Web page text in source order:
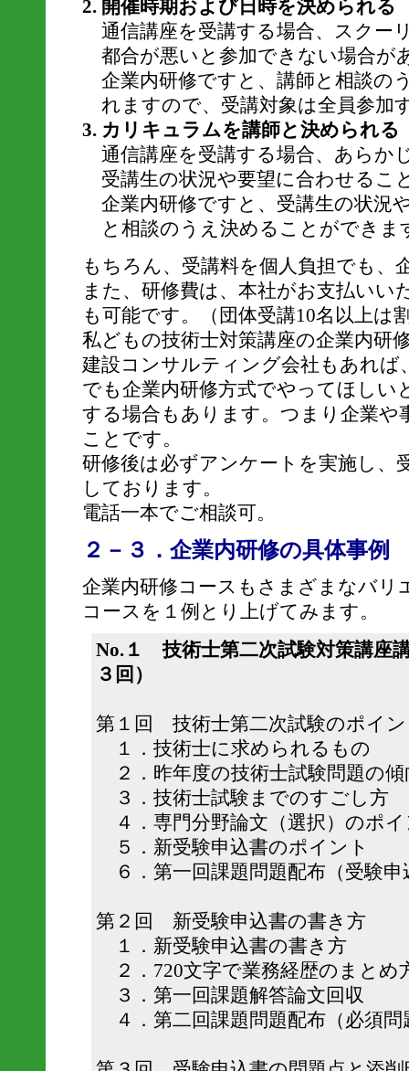
開催時期および日時を決められる
通信講座を受講する場合、スクー
都合が悪いと参加できない場合が
企業内研修ですと、講師と相談の
れますので、受講対象は全員参加
カリキュラムを講師と決められる
通信講座を受講する場合、あらか
受講生の状況や要望に合わせるこ
企業内研修ですと、受講生の状況
と相談のうえ決めることができま
もちろん、受講料を個人負担でも、
また、研修費は、本社がお支払いい
も可能です。（団体受講10名以上は
私どもの技術士対策講座の企業内研
建設コンサルティング会社もあれば
でも企業内研修方式でやってほし
する場合もあります。つまり企業
ことです。
研修後は必ずアンケートを実施し、
しております。
電話一本でご相談可。
２－３．企業内研修の具体事例
企業内研修コースもさまざまなバ
コースを１例とり上げてみます。
No.１ 技術士第二次試験対策講座
３回）
第１回 技術士第二次試験のポイ
１．技術士に求められるもの
２．昨年度の技術士試験問題の傾
３．技術士試験までのすごし方
４．専門分野論文（選択）のポ
５．新受験申込書のポイント
６．第一回課題問題配布（受験申
第２回 新受験申込書の書き方
１．新受験申込書の書き方
２．720文字で業務経歴のまとめ
３．第一回課題解答論文回収
４．第二回課題問題配布（必須問